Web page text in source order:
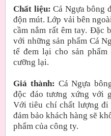
Chất liệu:Cá Ngựa bông
độn mút. Lớp vải bên
cầm nắm rất êm tay. Đặc
với những sản phẩm Cá
tế đem lại cho sản
cưỡng lại.
Giá thành: Cá Ngựa
độc đáo tương xứng với
Với tiêu chí chất lượng
đảm bảo khách hàng sẽ
phẩm của công ty.